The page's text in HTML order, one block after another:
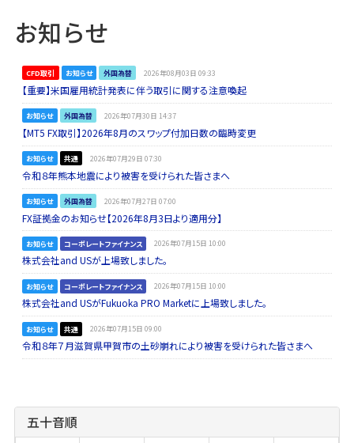
お知らせ
CFD取引 お知らせ 外国為替 2026年08月03日 09:33
【重要】米国雇用統計発表に伴う取引に関する注意喚起
お知らせ 外国為替 2026年07月30日 14:37
【MT5 FX取引】2026年8月のスワップ付加日数の臨時変更
お知らせ 共通 2026年07月29日 07:30
令和８年熊本地震により被害を受けられた皆さまへ
お知らせ 外国為替 2026年07月27日 07:00
FX証拠金のお知らせ【2026年8月3日より適用分】
お知らせ コーポレートファイナンス 2026年07月15日 10:00
株式会社and USが上場致しました。
お知らせ コーポレートファイナンス 2026年07月15日 10:00
株式会社and USがFukuoka PRO Marketに上場致しました。
お知らせ 共通 2026年07月15日 09:00
令和８年７月滋賀県甲賀市の土砂崩れにより被害を受けられた皆さまへ
五十音順